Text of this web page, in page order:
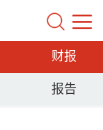
财报
报告